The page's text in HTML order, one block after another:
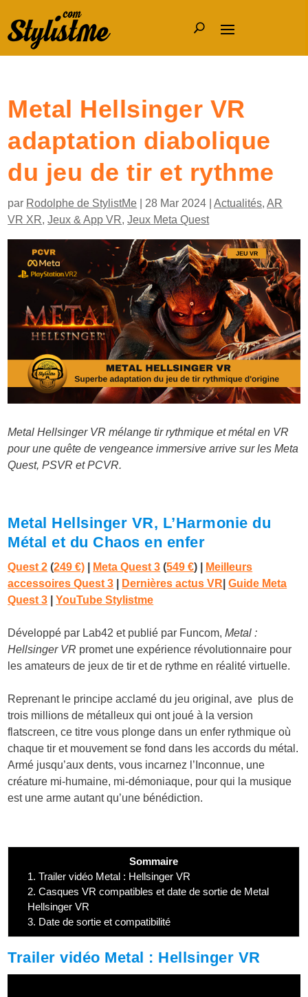
Metal Hellsinger VR
adaptation diabolique
du jeu de tir et rythme
par Rodolphe de StylistMe 28 Mar 2024 |Actualités,AR
VR XR,Jeux & App VR,Jeux Meta Quest
Metal Hellsinger VR mélange tir rythmique et métal en VR
pour une quête de vengeance immersive arrive sur les Meta
Quest, PSVR et PCVR.
Metal Hellsinger VR, L’Harmonie du
Métal et du Chaos en enfer
Quest 2 (249 €) Meta Quest 3 (549 €)
Meilleurs
accessoires Quest 3
Dernières actus VR |Guide Meta
Quest 3
YouTube Stylistme
Développé par Lab42 et publié par Funcom,Metal :
Hellsinger VR promet une expérience révolutionnaire pour
les amateurs de jeux de tir et de rythme en réalité virtuelle.
Reprenant le principe acclamé du jeu original, ave plus de
trois millions de métalleux qui ont joué à la version
flatscreen, ce titre vous plonge dans un enfer rythmique où
chaque tir et mouvement se fond dans les accords du métal.
Armé jusqu’aux dents, vous incarnez l’Inconnue, une
créature mi-humaine, mi-démoniaque, pour qui la musique
est une arme autant qu’une bénédiction.
Sommaire
1. Trailer vidéo Metal : Hellsinger VR
2. Casques VR compatibles et date de sortie de Metal
Hellsinger VR
3. Date de sortie et compatibilité
Trailer vidéo Metal : Hellsinger VR